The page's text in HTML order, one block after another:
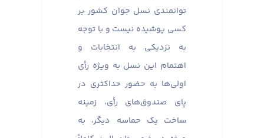
توانمندی نسل جوان کشور بر
کسی پوشیده نیست و با توجه
به نزدیکی به انتخابات و
اهتمام این نسل به ویژه رأی
اولی‌ها به حضور حداکثری در
پای صندوق‌های رأی، زمینه
ساخت یک حماسه دیگر، به